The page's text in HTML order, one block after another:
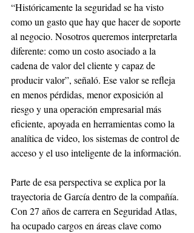
“Históricamente la seguridad se ha visto
como un gasto que hay que hacer de soporte
al negocio. Nosotros queremos interpretarla
diferente: como un costo asociado a la
cadena de valor del cliente y capaz de
producir valor”, señaló. Ese valor se refleja
en menos pérdidas, menor exposición al
riesgo y una operación empresarial más
eficiente, apoyada en herramientas como la
analítica de video, los sistemas de control de
acceso y el uso inteligente de la información.
Parte de esa perspectiva se explica por la
trayectoria de García dentro de la compañía.
Con 27 años de carrera en Seguridad Atlas,
ha ocupado cargos en áreas clave como